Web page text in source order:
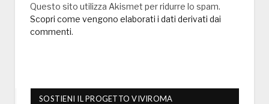
Questo sito utilizza Akismet per ridurre lo spam.
Scopri come vengono elaborati i dati derivati dai
commenti.
SOSTIENI IL PROGETTO VIVIROMA